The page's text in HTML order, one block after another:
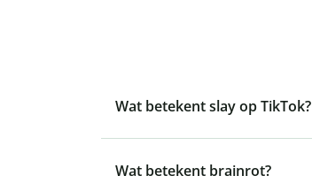
Wat betekent slay op TikTok?
Wat betekent brainrot?